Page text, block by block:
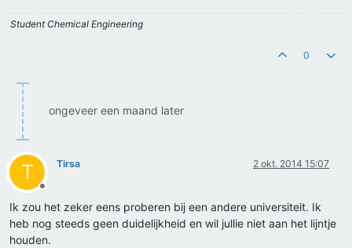
Student Chemical Engineering
0
ongeveer een maand later
T
Offline
Tirsa 2 okt. 2014 15:07
Ik zou het zeker eens proberen bij een andere universiteit. Ik
heb nog steeds geen duidelijkheid en wil jullie niet aan het lijntje
houden.